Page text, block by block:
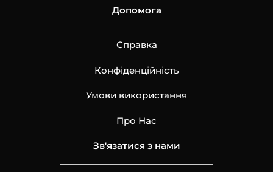
Допомога
Справка
Конфіденційність
Умови використання
Про Нас
Зв'язатися з нами